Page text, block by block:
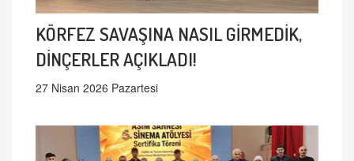
KÖRFEZ SAVAŞINA NASIL GİRMEDİK,
DİNÇERLER AÇIKLADI!
27 Nisan 2026 Pazartesi